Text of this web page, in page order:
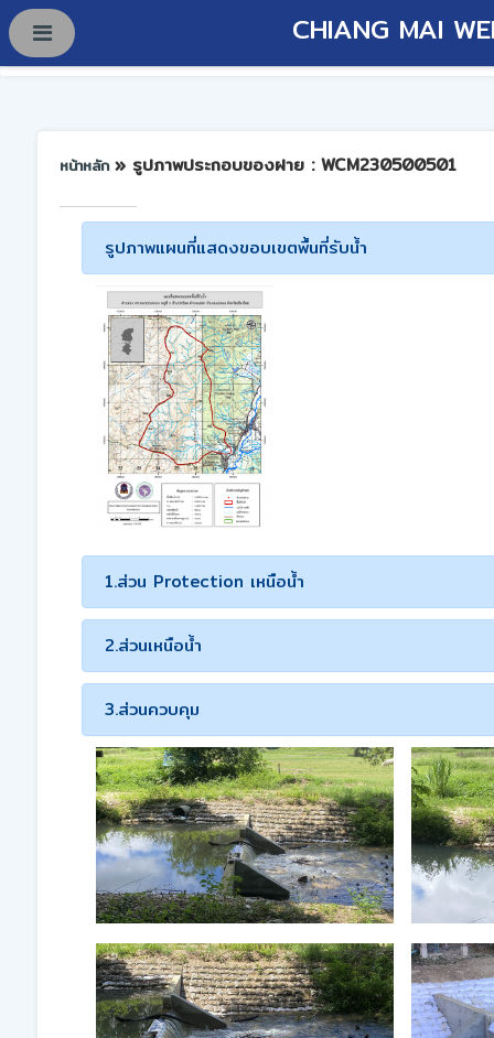
CHIANG MAI
หน้าหลัก » รูปภาพประกอบของฝาย : WCM230500501
รูปภาพแผนที่แสดงขอบเขตพื้นที่รับน้ำ
1.ส่วน Protection เหนือน้ำ
2.ส่วนเหนือน้ำ
3.ส่วนควบคุม